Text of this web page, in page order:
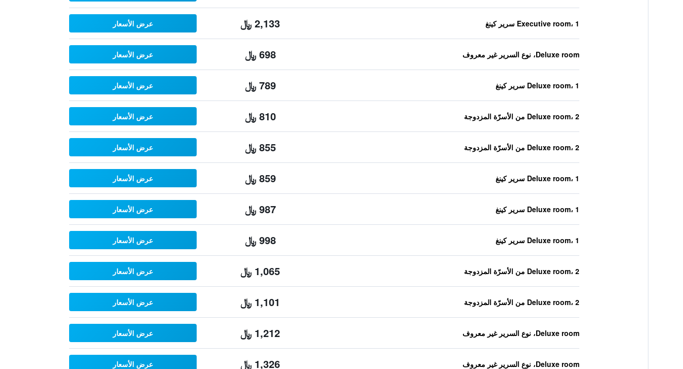
Executive room، 1 سرير كينغ 2,133 ﷼ عرض الأسعار
Deluxe room، نوع السرير غير معروف 698 ﷼ عرض الأسعار
Deluxe room، 1 سرير كينغ 789 ﷼ عرض الأسعار
Deluxe room، 2 من الأسرّة المزدوجة 810 ﷼ عرض الأسعار
Deluxe room، 2 من الأسرّة المزدوجة 855 ﷼ عرض الأسعار
Deluxe room، 1 سرير كينغ 859 ﷼ عرض الأسعار
Deluxe room، 1 سرير كينغ 987 ﷼ عرض الأسعار
Deluxe room، 1 سرير كينغ 998 ﷼ عرض الأسعار
Deluxe room، 2 من الأسرّة المزدوجة 1,065 ﷼ عرض الأسعار
Deluxe room، 2 من الأسرّة المزدوجة 1,101 ﷼ عرض الأسعار
Deluxe room، نوع السرير غير معروف 1,212 ﷼ عرض الأسعار
Deluxe room، نوع السرير غير معروف 1,326 ﷼ عرض الأسعار